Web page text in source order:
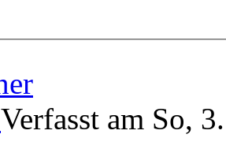
Verfasst am So,